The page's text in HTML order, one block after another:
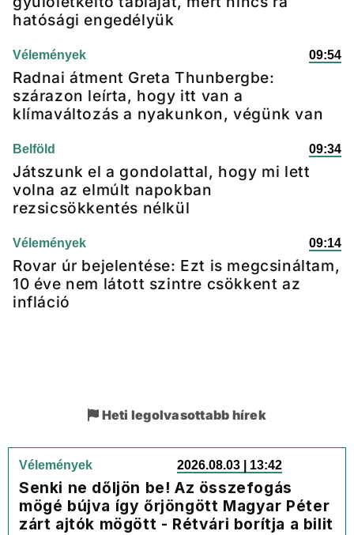
hatósági engedélyük
Vélemények 09:54
Radnai átment Greta Thunbergbe:
szárazon leírta, hogy itt van a
klímaváltozás a nyakunkon, végünk van
Belföld 09:34
Játszunk el a gondolattal, hogy mi lett
volna az elmúlt napokban
rezsicsökkentés nélkül
Vélemények 09:14
Rovar úr bejelentése: Ezt is megcsináltam,
10 éve nem látott szintre csökkent az
infláció
Heti legolvasottabb hírek
Vélemények 2026.08.03 | 13:42
Senki ne dőljön be! Az összefogás
mögé bújva így őrjöngött Magyar Péter
zárt ajtók mögött - Rétvári borítja a bilit